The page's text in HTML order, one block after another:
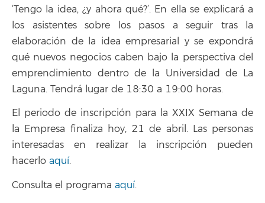
‘Tengo la idea, ¿y ahora qué?’. En ella se explicará a
los asistentes sobre los pasos a seguir tras la
elaboración de la idea empresarial y se expondrá
qué nuevos negocios caben bajo la perspectiva del
emprendimiento dentro de la Universidad de La
Laguna. Tendrá lugar de 18:30 a 19:00 horas.
El periodo de inscripción para la XXIX Semana de
la Empresa finaliza hoy, 21 de abril. Las personas
interesadas en realizar la inscripción pueden
hacerlo aquí.
Consulta el programa aquí.